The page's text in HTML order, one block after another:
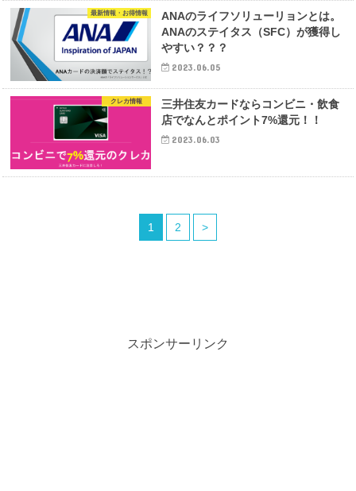
最新情報・お得情報
ANAのライフソリューリョンとは。
ANAのステイタス（SFC）が獲得し
やすい？？？
2023.06.05
クレカ情報
三井住友カードならコンビニ・飲食
店でなんとポイント7%還元！！
2023.06.03
1 2 >
スポンサーリンク